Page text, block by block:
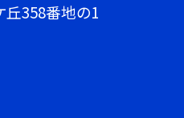
358番地の1